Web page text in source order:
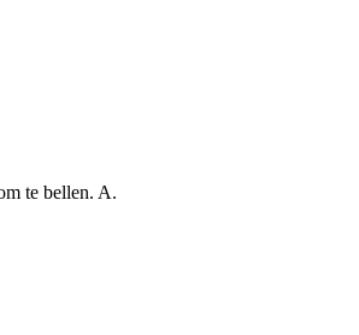
te bellen. A.